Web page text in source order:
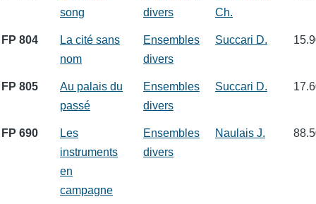
song
divers
Ch.
FP 804
La cité sans
nom
Ensembles
divers
Succari D.
FP 805
Au palais du
passé
Ensembles
divers
Succari D.
FP 690
Les
instruments
en
campagne
Ensembles
divers
Naulais J.